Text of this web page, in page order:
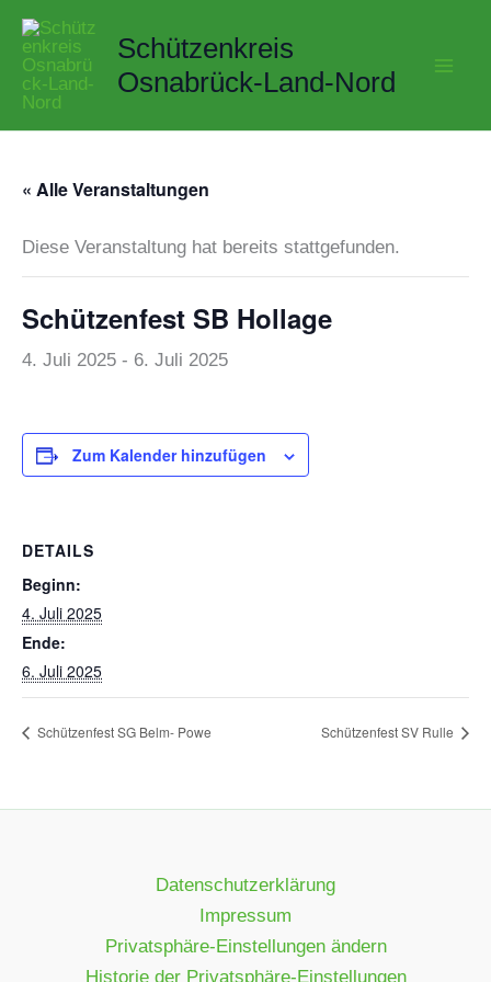
Zum
Inhalt
springen
Schützenkreis
Osnabrück-Land-Nord
« Alle Veranstaltungen
Diese Veranstaltung hat bereits stattgefunden.
Schützenfest SB Hollage
4. Juli 2025 - 6. Juli 2025
Zum Kalender hinzufügen
DETAILS
Beginn:
4. Juli 2025
Ende:
6. Juli 2025
Schützenfest SG Belm- Powe Schützenfest SV Rulle
Datenschutzerklärung
Impressum
Privatsphäre-Einstellungen ändern
Historie der Privatsphäre-Einstellungen